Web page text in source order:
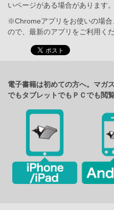
いページがある場合があります。
※Chromeアプリをお使いの場
ので、最新のアプリをご利用くだ
電子書籍は初めての方へ。マガ
でもタブレットでもＰＣでも閲覧